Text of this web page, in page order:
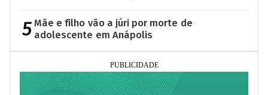
5 Mãe e filho vão a júri por morte de
adolescente em Anápolis